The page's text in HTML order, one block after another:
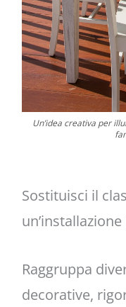
Un’idea creativa per
Sostituisci il
Raggruppa
decorative,